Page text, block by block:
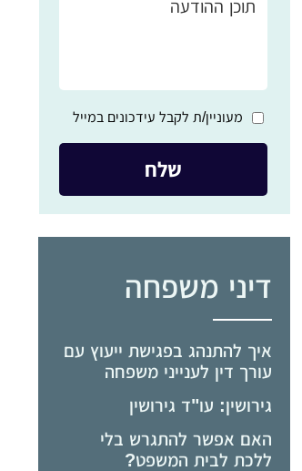
מעוניין/ת לקבל עידכונים במייל
דיני משפחה
איך להתנהג בפגישת ייעוץ עם
עורך דין לענייני משפחה
גירושין: עו"ד גירושין
האם אפשר להתגרש בלי
ללכת לבית המשפט?